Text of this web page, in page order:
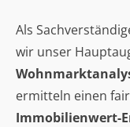
Als
wir unser
ermitteln einen
Immobilienwert-